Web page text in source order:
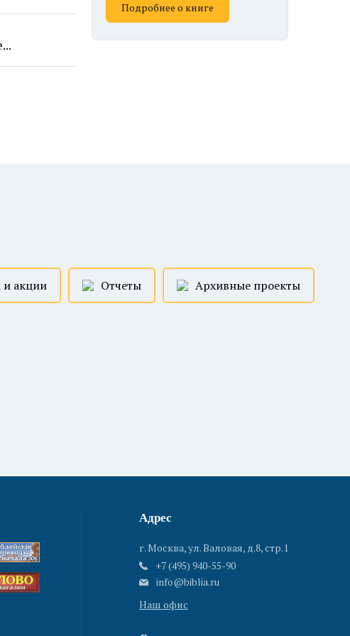
Подробнее о книге
и акции Отчеты Архивные проекты
Адрес
г. Москва, ул. Валовая, д.8, стр.1
+7 (495) 940-55-90
info@biblia.ru
Наш офис